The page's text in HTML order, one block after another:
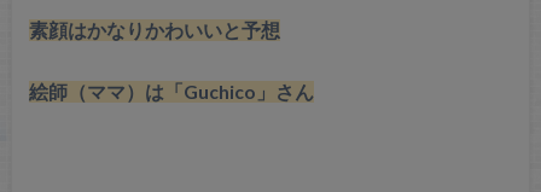
素顔はかなりかわいいと予想
絵師（ママ）は「Guchico」さん